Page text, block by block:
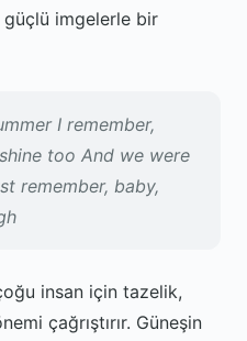
güçlü imgelerle bir
I remember,
too And we were
remember, baby,
insan için tazelik,
çağrıştırır. Güneşin